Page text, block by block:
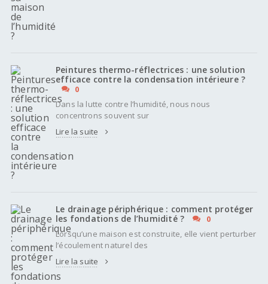
Peintures thermo-réflectrices : une solution
efficace contre la condensation intérieure ?
0
Dans la lutte contre l’humidité, nous nous
concentrons souvent sur
Lire la suite
Le drainage périphérique : comment protéger
les fondations de l’humidité ?
0
Lorsqu’une maison est construite, elle vient perturber
l’écoulement naturel des
Lire la suite